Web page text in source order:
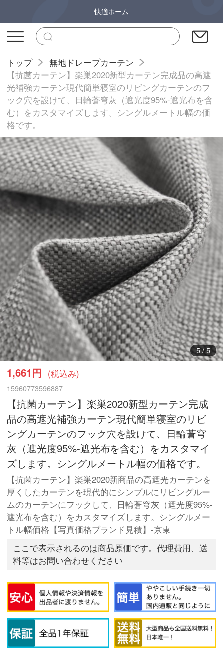
快適ホーム
トップ
無地ドレープカーテン
【抗菌カーテン】楽巣2020新型カーテン完成品の高遮
光補強カーテン現代簡単寝室のリビングカーテンのフ
ック穴を設けて、日輪蒼穹灰（遮光度95%-遮光布を含
む）をカスタマイズします。シングルメートル幅の価
格です。
5/5
1,661円 (税込み)
15960773596887
【抗菌カーテン】楽巣2020新型カーテン完成
品の高遮光補強カーテン現代簡単寝室のリビ
ングカーテンのフック穴を設けて、日輪蒼穹
灰（遮光度95%-遮光布を含む）をカスタマイ
ズします。シングルメートル幅の価格です。
【抗菌カーテン】楽巣2020新商品の高遮光カーテンを
厚くしたカーテンを現代的にシンプルにリビングルー
ムのカーテンにフックして、日輪蒼穹灰（遮光度95%-
遮光布を含む）をカスタマイズします。シングルメー
トル幅価格【写真価格ブランド見積】-京東
ここで表示されるのは商品原価です。代理費用、送
料等はお問い合わせください